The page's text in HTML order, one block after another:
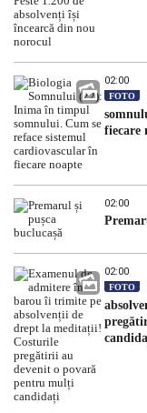
02:00
FOTO
fiecare
02:00
02:00
FOTO